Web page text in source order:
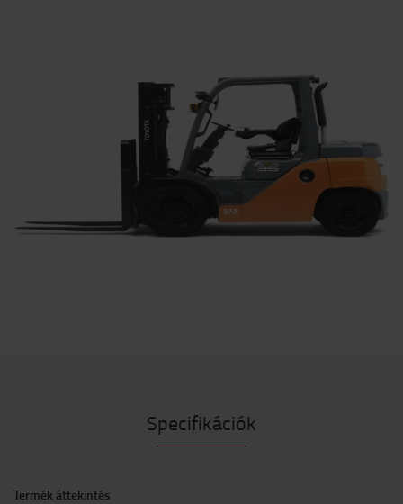
Specifikációk
Termék áttekintés